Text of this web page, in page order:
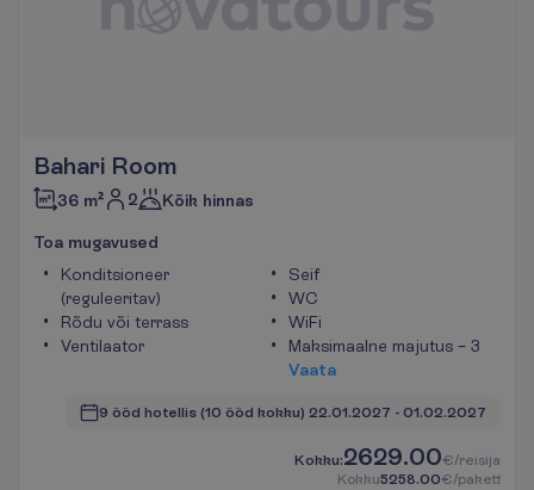
Bahari Room
36 m² 2 Kõik hinnas
Toa mugavused
Konditsioneer
(reguleeritav)
Rõdu või terrass
Ventilaator
Seif
WC
WiFi
Maksimaalne majutus – 3
Vaata
9 ööd hotellis (10 ööd kokku) 22.01.2027 - 01.02.2027
Kokku:2629.00€/reisija
Kokku5258.00€/pakett